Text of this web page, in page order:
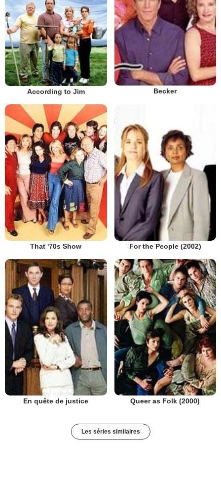
According to Jim Becker
That '70s Show For the People (2002)
En quête de justice Queer as Folk (2000)
Les séries similaires